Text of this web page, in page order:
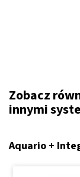
Zobacz
innymi
Aquario +